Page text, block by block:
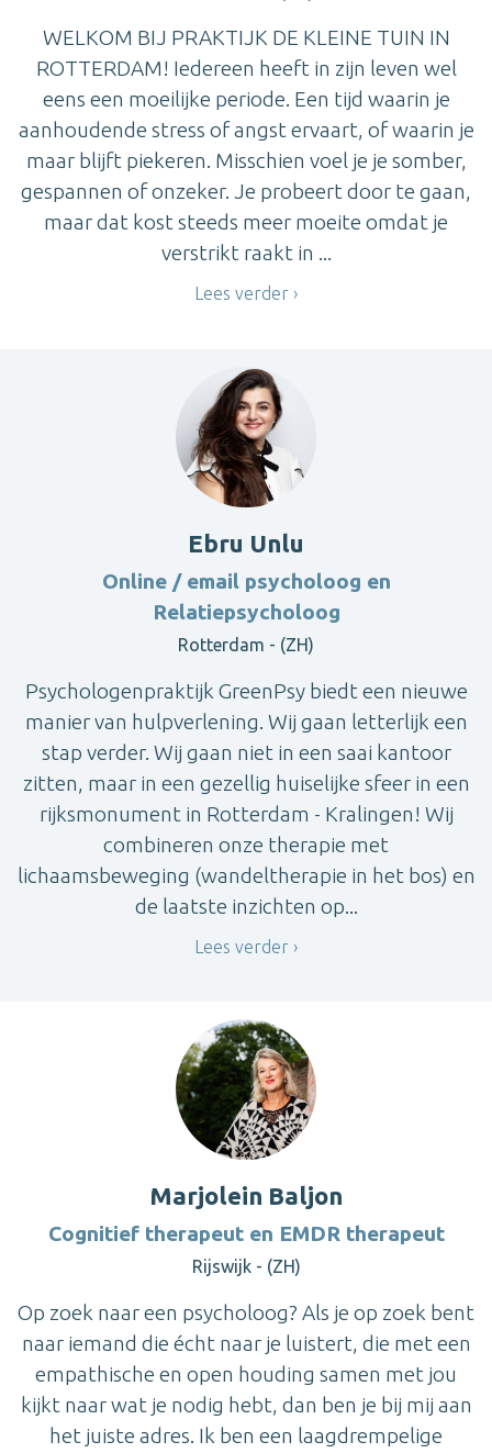
WELKOM BIJ PRAKTIJK DE KLEINE TUIN IN
ROTTERDAM! Iedereen heeft in zijn leven wel
eens een moeilijke periode. Een tijd waarin je
aanhoudende stress of angst ervaart, of waarin je
maar blijft piekeren. Misschien voel je je somber,
gespannen of onzeker. Je probeert door te gaan,
maar dat kost steeds meer moeite omdat je
verstrikt raakt in ...
Lees verder
Ebru Unlu
Online / email psycholoog en
Relatiepsycholoog
Rotterdam - (ZH)
Psychologenpraktijk GreenPsy biedt een nieuwe
manier van hulpverlening. Wij gaan letterlijk een
stap verder. Wij gaan niet in een saai kantoor
zitten, maar in een gezellig huiselijke sfeer in een
rijksmonument in Rotterdam - Kralingen! Wij
combineren onze therapie met
lichaamsbeweging (wandeltherapie in het bos) en
de laatste inzichten op...
Lees verder
Marjolein Baljon
Cognitief therapeut en EMDR therapeut
Rijswijk - (ZH)
Op zoek naar een psycholoog? Als je op zoek bent
naar iemand die écht naar je luistert, die met een
empathische en open houding samen met jou
kijkt naar wat je nodig hebt, dan ben je bij mij aan
het juiste adres. Ik ben een laagdrempelige